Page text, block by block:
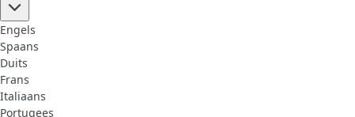
Engels
Spaans
Duits
Frans
Italiaans
Portugees